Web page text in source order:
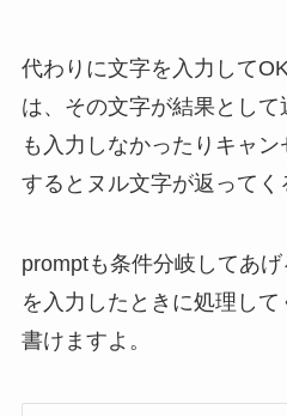
代わりに文字を入力して
は、その文字が結果とし
も入力しなかったりキャ
するとヌル文字が返ってく
promptも条件分岐してあ
を入力したときに処理し
書けますよ。